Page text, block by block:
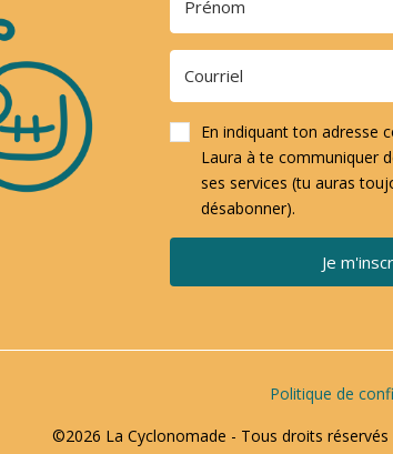
En indiquant ton adresse
Laura à te communiquer
ses services (tu auras
désabonner).
Je
Politique de
©2026 La Cyclonomade - Tous droits réservés